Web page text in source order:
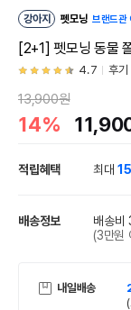
강아지 펫모닝 브랜드관
[2+1] 펫모닝 동물
4.7 후
13,900원
14%
적립혜택 최대
배송정보 배송
(3만원
내일배송